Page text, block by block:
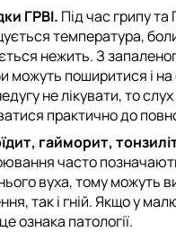
ГРВІ. Під час грипу та
температура,
нежить. З
можуть поширитися і на
не лікувати, то
практично до
гайморит,
часто
вуха, тому можуть
так і гній. Якщо у
ознака патології.